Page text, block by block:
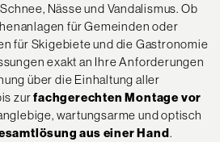
Nässe und Vandalismus. Ob
für Gemeinden oder
für Skigebiete und die Gastronomie
exakt an Ihre Anforderungen
über die Einhaltung aller
zurfachgerechten Montage vor
wartungsarme und optisch
aus einer Hand.